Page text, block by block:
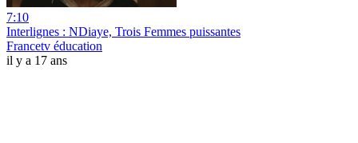
7:10
Interlignes : NDiaye, Trois Femmes puissantes
Francetv éducation
il y a 17 ans